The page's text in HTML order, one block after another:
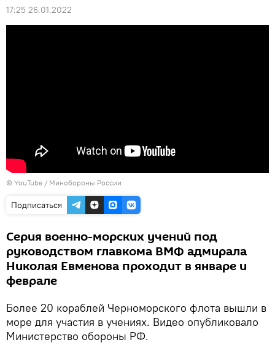
17:25 26.01.2022
© YouTube / Минобороны России
Подписаться
Серия военно-морских учений под
руководством главкома ВМФ адмирала
Николая Евменова проходит в январе и
феврале
Более 20 кораблей Черноморского флота вышли в
море для участия в учениях. Видео опубликовало
Министерство обороны РФ.